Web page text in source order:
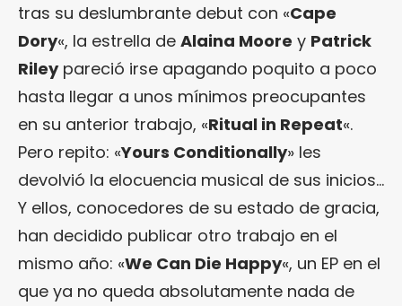
tras su deslumbrante debut con «Cape
Dory«, la estrella de Alaina Moore y Patrick
Rileypareció irse apagando poquito a poco
hasta llegar a unos mínimos preocupantes
en su anterior trabajo, «Ritual in Repeat«.
Pero repito: «Yours Conditionally» les
devolvió la elocuencia musical de sus inicios…
Y ellos, conocedores de su estado de gracia,
han decidido publicar otro trabajo en el
mismo año: «We Can Die Happy«, un EP en el
que ya no queda absolutamente nada de